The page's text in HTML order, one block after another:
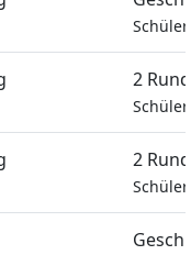
2
2